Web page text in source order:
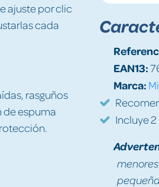
ajuste por clic
cada
rasguños
de espuma
EAN13:
Marca:
Incluye